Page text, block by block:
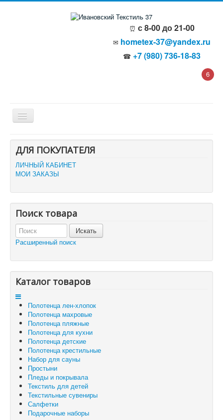
⏰ с 8-00 до 21-00
✉ hometex-37@yandex.ru
☎ +7 (980) 736-18-83
6
Главная
О компании
Политика безопасности
Пользовательское соглашение
Корзина
Отложенные товары
Вы здесь: Главная
ДЛЯ ПОКУПАТЕЛЯ
ЛИЧНЫЙ КАБИНЕТ
МОИ ЗАКАЗЫ
Поиск товара
Расширенный поиск
Каталог товаров
Полотенца лен-хлопок
Полотенца махровые
Полотенца пляжные
Полотенца для кухни
Полотенца детские
Полотенца крестильные
Набор для сауны
Простыни
Пледы и покрывала
Текстиль для детей
Текстильные сувениры
Салфетки
Подарочные наборы